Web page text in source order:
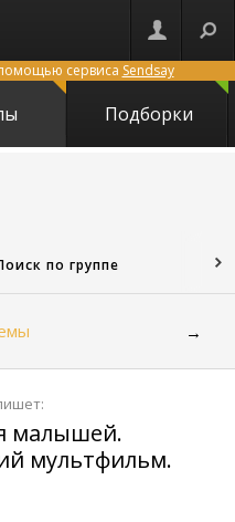
сервиса Sendsay
Подборки
по группе
→
малышей.
мультфильм.